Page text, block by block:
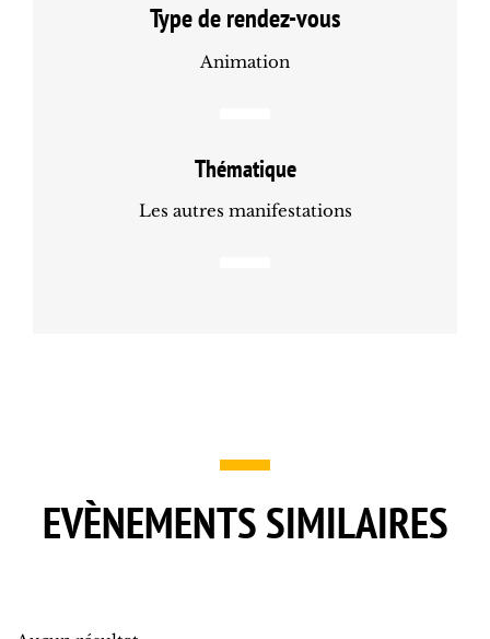
Type de rendez-vous
Animation
Thématique
Les autres manifestations
EVÈNEMENTS SIMILAIRES